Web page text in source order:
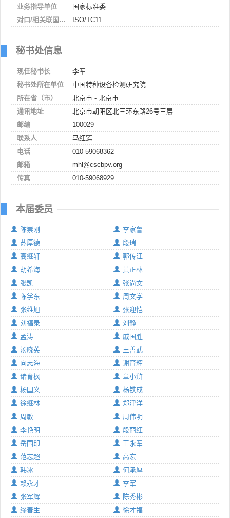
业务指导单位
国家标准委
对口/相关联国际组织
ISO/TC11
秘书处信息
现任秘书长
李军
秘书处所在单位
中国特种设备检测研究院
所在省（市）
北京市 - 北京市
通讯地址
北京市朝阳区北三环东路26号三层
邮编
100029
联系人
马红莲
电话
010-59068362
邮箱
mhl@cscbpv.org
传真
010-59068929
本届委员
陈崇刚
李家鲁
苏厚德
段瑞
高继轩
郭传江
胡希海
黄正林
张凯
张尚文
陈学东
周文学
张维旭
张迎恺
刘福录
刘静
孟涛
戚国胜
汤晓英
王善武
向志海
谢育辉
诸育枫
章小浒
杨国义
杨铁成
徐继林
郑津洋
周敏
周伟明
李艳明
段丽红
岳国印
王永军
范志超
高宏
韩冰
何承厚
赖永才
李军
张军辉
陈秀彬
缪春生
徐才福